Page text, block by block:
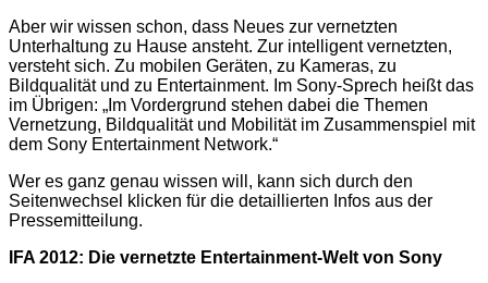
Aber wir wissen schon, dass Neues zur vernetzten
Unterhaltung zu Hause ansteht. Zur intelligent vernetzten,
versteht sich. Zu mobilen Geräten, zu Kameras, zu
Bildqualität und zu Entertainment. Im Sony-Sprech heißt das
im Übrigen: „Im Vordergrund stehen dabei die Themen
Vernetzung, Bildqualität und Mobilität im Zusammenspiel mit
dem Sony Entertainment Network.“
Wer es ganz genau wissen will, kann sich durch den
Seitenwechsel klicken für die detaillierten Infos aus der
Pressemitteilung.
IFA 2012: Die vernetzte Entertainment-Welt von Sony